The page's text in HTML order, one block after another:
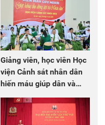
Giảng viên, học viên Học
viện Cảnh sát nhân dân
hiến máu giúp dân và
đồng đội